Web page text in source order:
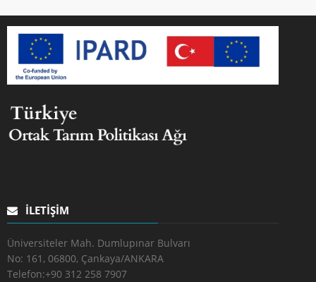
İLETIŞIM
Üniversiteler Mah. Dumlupınar Bulvarı
No: 161, 06800, Çankaya/ANKARA
Telefon:+90 312 258 7907